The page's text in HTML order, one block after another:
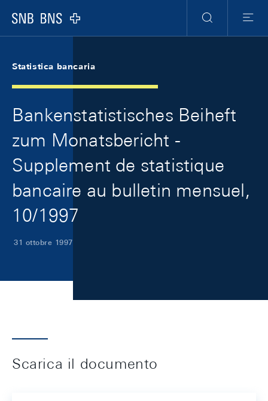
Logo
Ricerca
Menu
Statistica bancaria
Bankenstatistisches Beiheft
zum Monatsbericht -
Supplement de statistique
bancaire au bulletin mensuel,
10/1997
31 ottobre 1997
Scarica il documento